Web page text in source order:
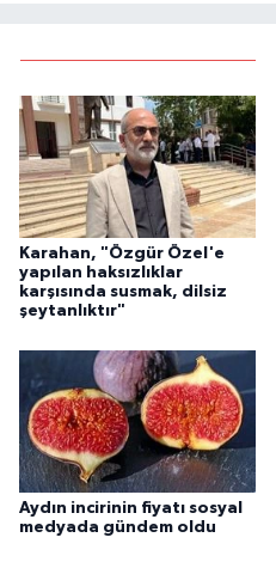
Karahan, "Özgür Özel'e
yapılan haksızlıklar
karşısında susmak, dilsiz
şeytanlıktır"
Aydın incirinin fiyatı sosyal
medyada gündem oldu